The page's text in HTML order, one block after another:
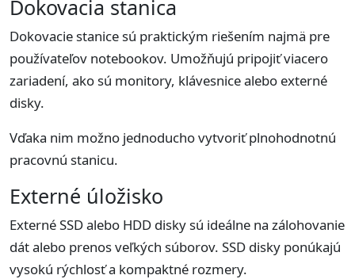
Dokovacia stanica
Dokovacie stanice sú praktickým riešením najmä pre
používateľov notebookov. Umožňujú pripojiť viacero
zariadení, ako sú monitory, klávesnice alebo externé
disky.
Vďaka nim možno jednoducho vytvoriť plnohodnotnú
pracovnú stanicu.
Externé úložisko
Externé SSD alebo HDD disky sú ideálne na zálohovanie
dát alebo prenos veľkých súborov. SSD disky ponúkajú
vysokú rýchlosť a kompaktné rozmery.